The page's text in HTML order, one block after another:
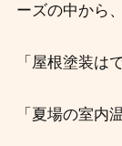
ーズの中から
「屋根塗装は
「夏場の室内